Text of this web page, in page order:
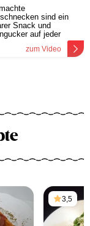
sind ein
Snack und
auf jeder
zum Video
3,5